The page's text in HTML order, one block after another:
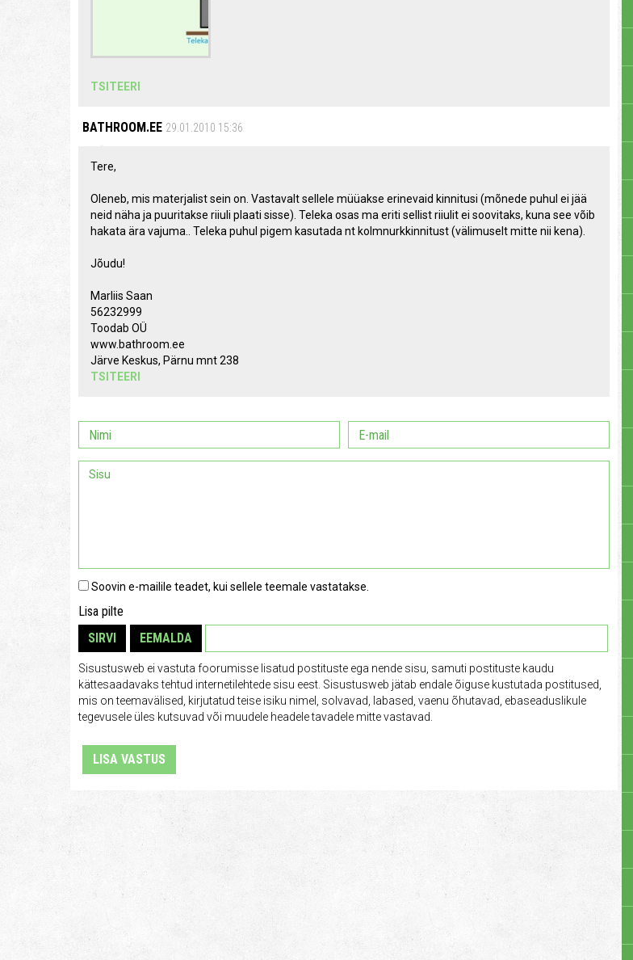
TSITEERI
BATHROOM.EE 29.01.2010 15:36
Tere,
Oleneb, mis materjalist sein on. Vastavalt sellele müüakse erinevaid kinnitusi (mõnede puhul ei jää
neid näha ja puuritakse riiuli plaati sisse). Teleka osas ma eriti sellist riiulit ei soovitaks, kuna see võib
hakata ära vajuma.. Teleka puhul pigem kasutada nt kolmnurkkinnitust (välimuselt mitte nii kena).
Jõudu!
Marliis Saan
56232999
Toodab OÜ
www.bathroom.ee
Järve Keskus, Pärnu mnt 238
TSITEERI
Soovin e-mailile teadet, kui sellele teemale vastatakse.
Lisa pilte
SIRVI
EEMALDA
Sisustusweb ei vastuta foorumisse lisatud postituste ega nende sisu, samuti postituste kaudu
kättesaadavaks tehtud internetilehtede sisu eest. Sisustusweb jätab endale õiguse kustutada postitused,
mis on teemavälised, kirjutatud teise isiku nimel, solvavad, labased, vaenu õhutavad, ebaseaduslikule
tegevusele üles kutsuvad või muudele headele tavadele mitte vastavad.
LISA VASTUS